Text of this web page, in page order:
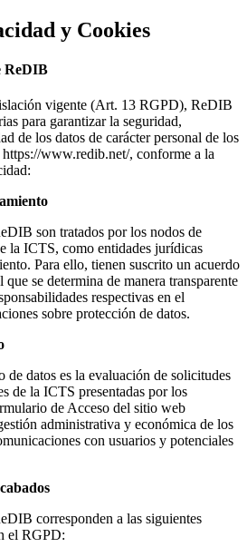
y Cookies
ReDIB
vigente (Art. 13 RGPD), ReDIB
para garantizar la seguridad,
de los datos de carácter personal de los
www.redib.net/, conforme a la
son tratados por los nodos de
la ICTS, como entidades jurídicas
Para ello, tienen suscrito un acuerdo
se determina de manera transparente
respectivas en el
sobre protección de datos.
datos es la evaluación de solicitudes
de la ICTS presentadas por los
de Acceso del sitio web
administrativa y económica de los
con usuarios y potenciales
corresponden a las siguientes
el RGPD: